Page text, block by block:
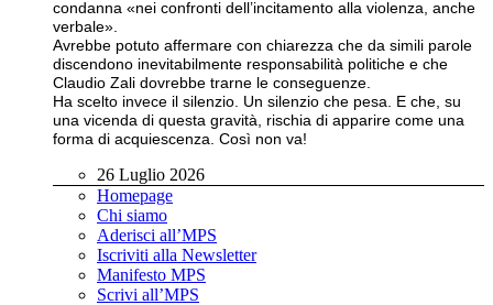
condanna «nei confronti dell’incitamento alla violenza, anche
verbale».
Avrebbe potuto affermare con chiarezza che da simili parole
discendono inevitabilmente responsabilità politiche e che
Claudio Zali dovrebbe trarne le conseguenze.
Ha scelto invece il silenzio. Un silenzio che pesa. E che, su
una vicenda di questa gravità, rischia di apparire come una
forma di acquiescenza. Così non va!
26 Luglio 2026
Homepage
Chi siamo
Aderisci all’MPS
Iscriviti alla Newsletter
Manifesto MPS
Scrivi all’MPS